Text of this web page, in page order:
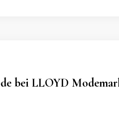
bei LLOYD